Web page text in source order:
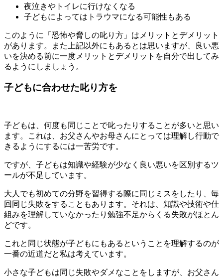
夜泣きやトイレに行けなくなる
子どもによってはトラウマになる可能性もある
このように「恐怖や脅しの叱り方」はメリットとデメリット
があります。また上記以外にもあるとは思いますが、良い悪
いを決める前に一度メリットとデメリットを自分で出してみ
るようにしましょう。
子どもに合わせた叱り方を
子どもは、何度も同じことで叱ったりすることが多いと思い
ます。これは、お父さんやお母さんにとっては理解し行動で
きるようにするには一苦労です。
ですが、子どもは知識や経験が少なく良い悪いを区別するツ
ールが不足しています。
大人でも初めての分野を習得する際に同じミスをしたり、毎
回同じ失敗をすることもあります。それは、知識や技術や仕
組みを理解していなかったり勉強不足からくる失敗がほとん
どです。
これと同じ状態が子どもにもあるということを理解するのが
一番の近道だと私は考えています。
小さな子どもは同じ失敗やダメなことをしますが、お父さん